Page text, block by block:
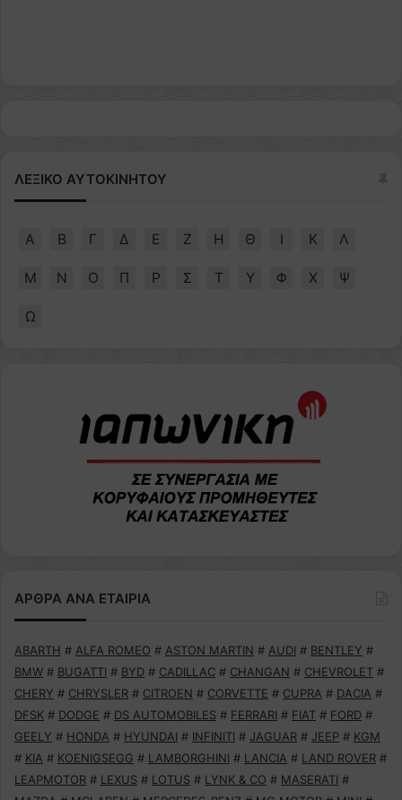
ΛΕΞΙΚΟ ΑΥΤΟΚΙΝΗΤΟΥ
Α Β Γ Δ Ε Ζ Η Θ Ι Κ Λ
Μ Ν Ο Π Ρ Σ Τ Υ Φ Χ Ψ
Ω
ΑΡΘΡΑ ΑΝΑ ΕΤΑΙΡΙΑ
ABARTH # ALFA ROMEO # ASTON MARTIN # AUDI # BENTLEY #
BMW # BUGATTI # BYD # CADILLAC # CHANGAN # CHEVROLET #
CHERY # CHRYSLER # CITROEN # CORVETTE # CUPRA # DACIA #
DFSK # DODGE # DS AUTOMOBILES # FERRARI # FIAT # FORD #
GEELY # HONDA # HYUNDAI # INFINITI # JAGUAR # JEEP # KGM
# KIA # KOENIGSEGG # LAMBORGHINI # LANCIA # LAND ROVER #
LEAPMOTOR # LEXUS # LOTUS # LYNK & CO # MASERATI #